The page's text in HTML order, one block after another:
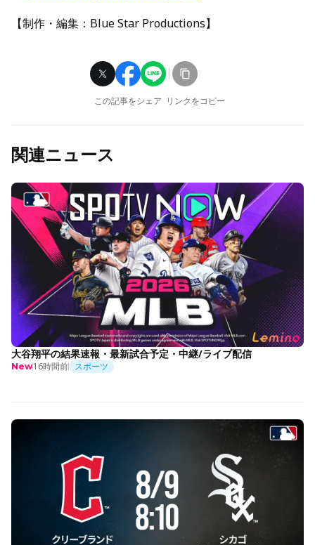
【制作・編集：Blue Star Productions】
この記事をシェア リンクをコピー
関連ニュース
大谷翔平の結果速報・最新試合予定・中継/ライブ配信
New16時間前 スポーツ